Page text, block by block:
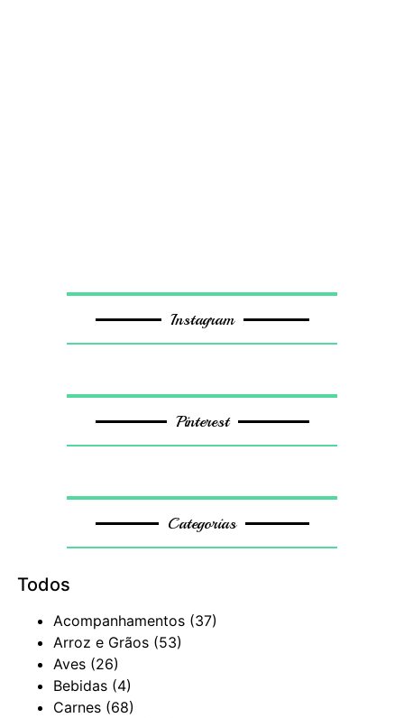
Instagram
Pinterest
Categorias
Todos
Acompanhamentos (37)
Arroz e Grãos (53)
Aves (26)
Bebidas (4)
Carnes (68)